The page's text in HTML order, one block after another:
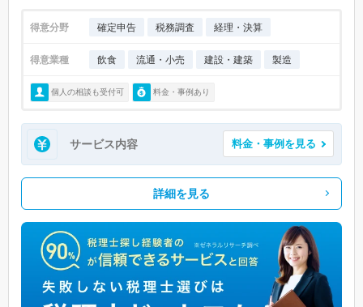
得意分野 確定申告 税務調査 経理・決算
得意業種 飲食 流通・小売 建設・建築 製造
個人の相談も受付可 料金・事例あり
サービス内容 料金・事例を見る
詳細を見る